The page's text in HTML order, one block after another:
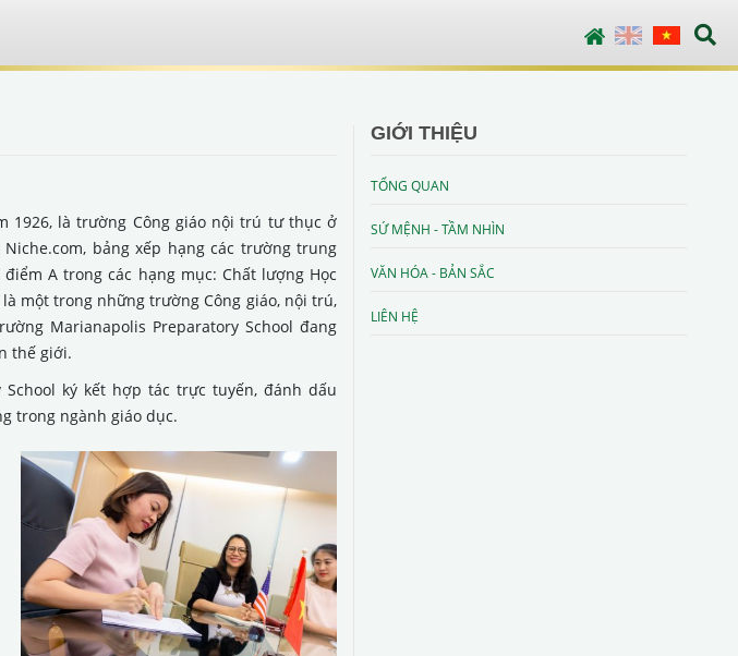
1926, là trường Công giáo nội trú tư thục ở
bảng xếp hạng các trường trung
A trong các hạng mục: Chất lượng Học
một trong những trường Công giáo, nội trú,
Marianapolis Preparatory School đang
thế giới.
School ký kết hợp tác trực tuyến, đánh dấu
trong ngành giáo dục.
GIỚI THIỆU
TỔNG QUAN
SỨ MỆNH - TẦM NHÌN
VĂN HÓA - BẢN SẮC
LIÊN HỆ